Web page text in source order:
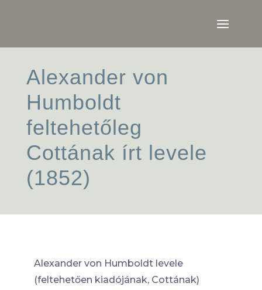
Alexander von
Humboldt
feltehetőleg
Cottának írt levele
(1852)
Alexander von Humboldt levele
(feltehetően kiadójának, Cottának)